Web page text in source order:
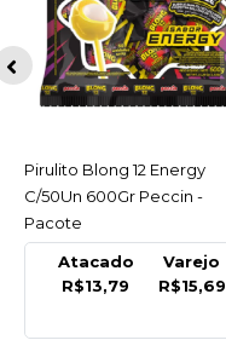
ACESSAR
Pirulito Blong 12 Energy
C/50Un 600Gr Peccin -
Pacote
Atacado
R$13,79
Varejo
R$15,69